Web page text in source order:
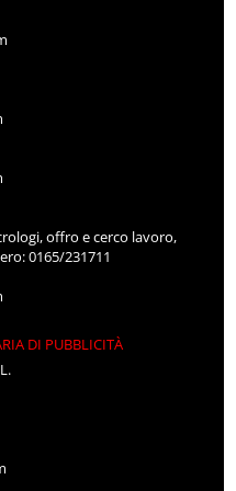
offro e cerco lavoro,
0165/231711
DI PUBBLICITÀ